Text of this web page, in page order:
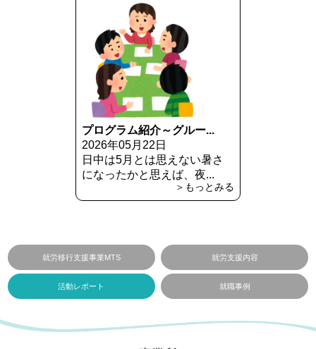
プログラム紹介～グルー...
2026年05月22日
日中は5月とは思えない暑さ
になったかと思えば、夜...
＞もっとみる
就労移行支援事業MTS 就労支援内容
活動レポート 就職事例